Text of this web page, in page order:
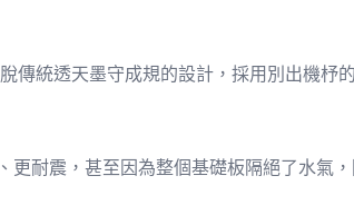
傳統透天墨守成規的設計，採用別出機杼
耐震，甚至因為整個基礎板隔絕了水氣